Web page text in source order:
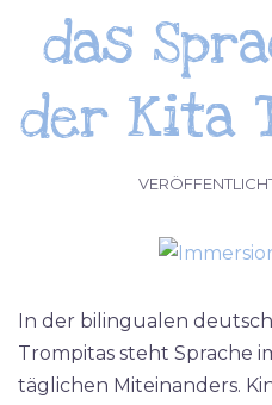
das
der Kita
In der bilingualen
Trompitas steht Sprache
täglichen Miteinanders.